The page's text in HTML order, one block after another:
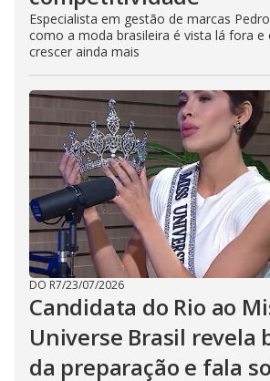
Especialista em gestão de marcas
como a moda brasileira é vista lá fora e
crescer ainda mais
DO R7/23/07/2026
Candidata do Rio ao
Universe Brasil revela
da preparação e fala